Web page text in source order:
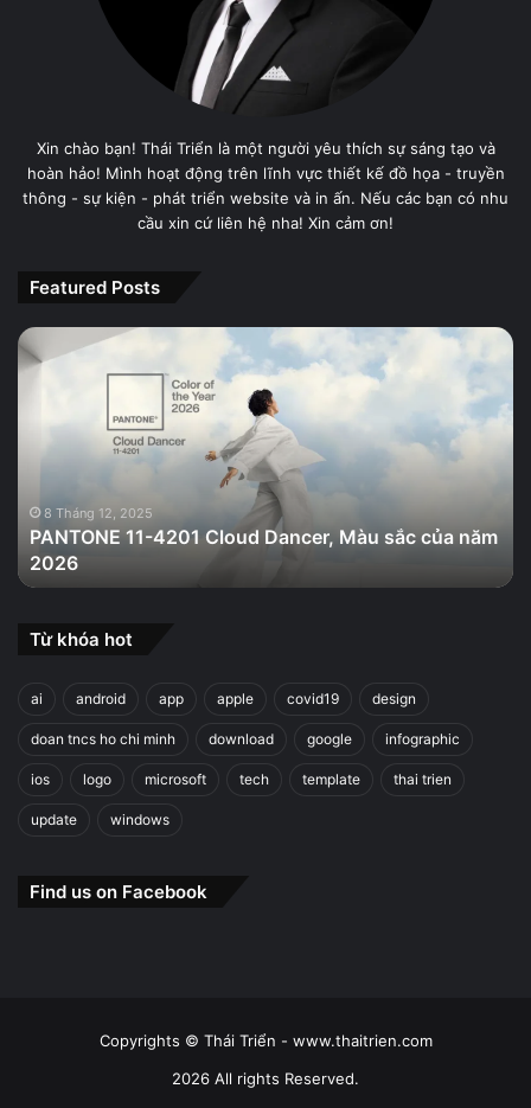
Xin chào bạn! Thái Triển là một người yêu thích sự sáng tạo và
hoàn hảo! Mình hoạt động trên lĩnh vực thiết kế đồ họa - truyền
thông - sự kiện - phát triển website và in ấn. Nếu các bạn có nhu
cầu xin cứ liên hệ nha! Xin cảm ơn!
Featured Posts
PANTONE
11-
Màu
của
năm
2026
8 Tháng 12, 2025
PANTONE 11-4201 Cloud Dancer, Màu sắc của năm
2026
Từ khóa hot
ai android app apple covid19 design
doan tncs ho chi minh download google infographic
ios logo microsoft tech template thai trien
update windows
Find us on Facebook
Copyrights © Thái Triển - www.thaitrien.com
2026 All rights Reserved.